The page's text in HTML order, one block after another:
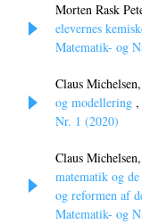
Morten Rask
elevernes
Matematik- og
Claus Michelsen,
og modellering ,
Nr. 1 (2020)
Claus
matematik og
og reformen af
Matematik- og